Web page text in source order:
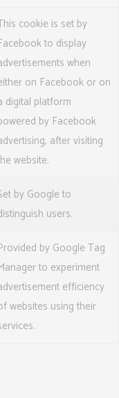
cookie is set by
to display
when
on Facebook or on
digital platform
by Facebook
after visiting
website.
by Google to
users.
by Google Tag
to experiment
efficiency
websites using their